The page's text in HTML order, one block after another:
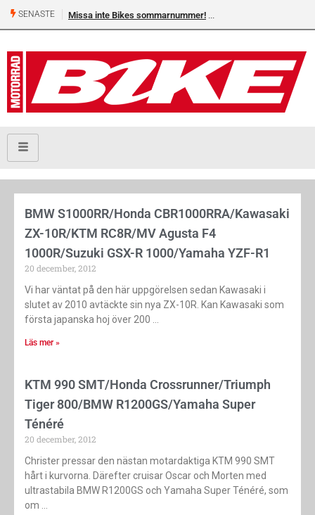
SENASTE Missa inte Bikes sommarnummer!
BMW S1000RR/Honda CBR1000RRA/Kawasaki
ZX-10R/KTM RC8R/MV Agusta F4
1000R/Suzuki GSX-R 1000/Yamaha YZF-R1
20 december, 2012
Vi har väntat på den här uppgörelsen sedan Kawasaki i
slutet av 2010 avtäckte sin nya ZX-10R. Kan Kawasaki som
första japanska hoj över 200
Läs mer »
KTM 990 SMT/Honda Crossrunner/Triumph
Tiger 800/BMW R1200GS/Yamaha Super
Ténéré
20 december, 2012
Christer pressar den nästan motardaktiga KTM 990 SMT
hårt i kurvorna. Därefter cruisar Oscar och Morten med
ultrastabila BMW R1200GS och Yamaha Super Ténéré, som
om